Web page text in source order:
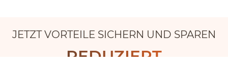
JETZT VORTEILE SICHERN UND SPAREN
REDUZIERT